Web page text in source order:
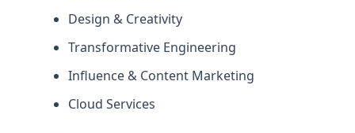
Design & Creativity
Transformative Engineering
Influence & Content Marketing
Cloud Services